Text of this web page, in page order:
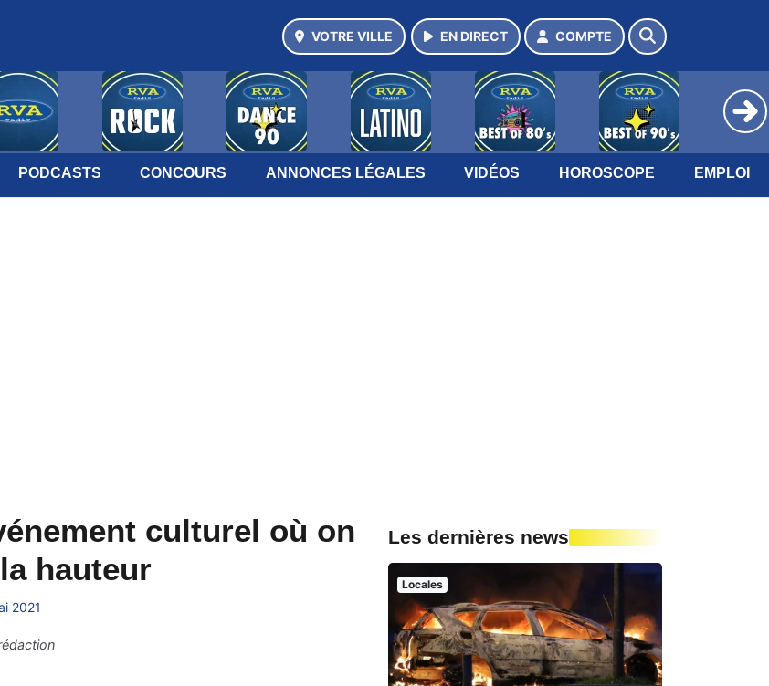
VOTRE VILLE EN DIRECT COMPTE
PODCASTS CONCOURS ANNONCES LÉGALES VIDÉOS HOROSCOPE EMPLOI
culturel où on
hauteur
2021
Les dernières news
Locales